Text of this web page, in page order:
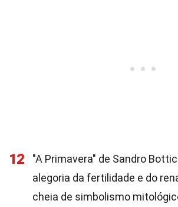
12
"A Primavera" de Sandro
alegoria da fertilidade e do
cheia de simbolismo